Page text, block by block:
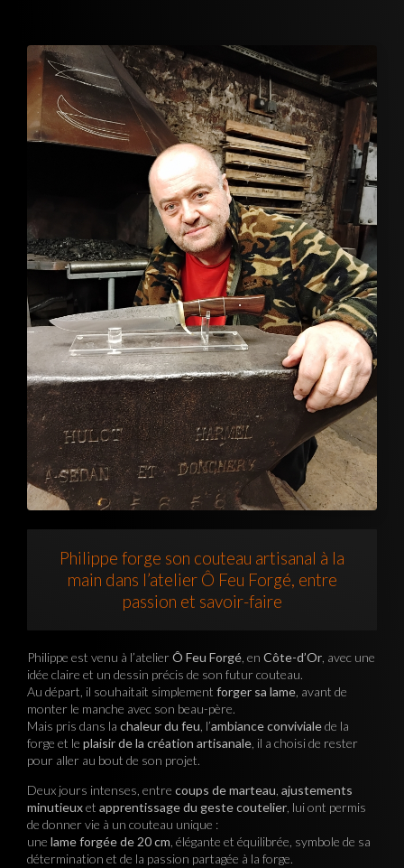
Philippe forge son couteau artisanal à la
main dans l’atelier Ô Feu Forgé, entre
passion et savoir-faire
Philippe est venu à l’atelierÔ Feu Forgé , en Côte-d’Or , avec une
idée claire et un dessin précis de son futur couteau.
Au départ, il souhaitait simplement forger sa lame , avant de
monter le manche avec son beau-père.
Mais pris dans la chaleur du feu , l’ambiance convivialede la
forge et le plaisir de la création artisanale , il a choisi de rester
pour aller au bout de son projet.
Deux jours intenses, entre coups de marteau ajustements
minutieuxet apprentissage du geste coutelier , lui ont permis
de donner vie à un couteau unique :
une lame forgée de 20 cm , élégante et équilibrée, symbole de sa
détermination et de la passion partagée à la forge.